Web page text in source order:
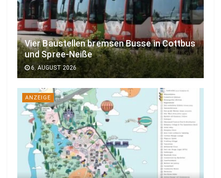
Vier Baustellen bremsen Busse in Cottbus
und Spree-Neiße
6. AUGUST 2026
ANZEIGE